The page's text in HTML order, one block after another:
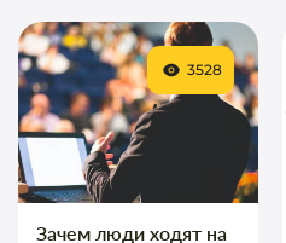
Зачем люди ходят на
3528